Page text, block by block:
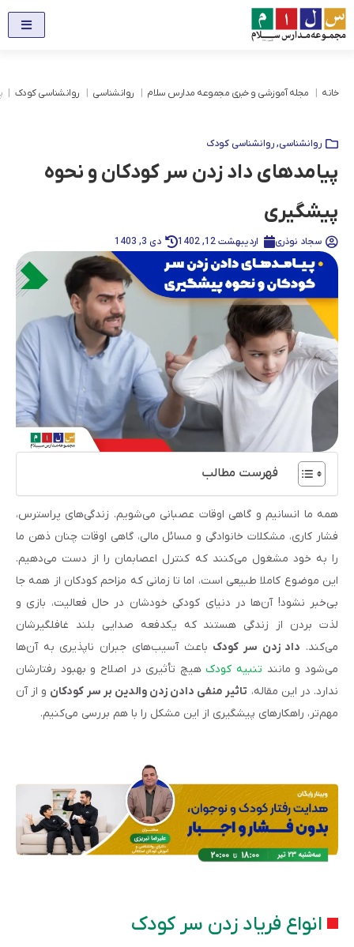
خانه مجله آموزشی و خبری مجموعه مدارس سلام روانشناسی روانشناسی کودک
روانشناسی,روانشناسی کودک
پیامدهای داد زدن سر کودکان و نحوه
پیشگیری
سجاد نوذری اردیبهشت 12, 1402 دی 3, 1403
فهرست مطالب
همه ما انسانیم و گاهی اوقات عصبانی می‌شویم. زندگی‌های پراسترس،
فشار کاری، مشکلات خانوادگی و مسائل مالی، گاهی اوقات چنان ذهن ما
را به خود مشغول می‌کنند که کنترل اعصابمان را از دست می‌دهیم.
این موضوع کاملا طبیعی است، اما تا زمانی که مزاحم کودکان از همه جا
بی­‌خبر نشود! آن‌ها در دنیای کودکی خودشان در حال فعالیت، بازی و
لذت بردن از زندگی هستند که یک­دفعه صدایی بلند غافلگیرشان
می‌کند. داد زدن سر کودک باعث آسیب­‌های جبران ناپذیری به آن‌ها
می‌شود و مانند تنبیه کودکهیچ تأثیری در اصلاح و بهبود رفتارشان
ندارد. در این مقاله، تاثیر منفی دادن زدن والدین بر سر کودکان و از آن
مهم‌­تر، راهکارهای پیشگیری از این مشکل را با هم بررسی می‌کنیم.
انواع فریاد زدن سر کودک